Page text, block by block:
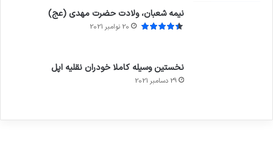
نیمه شعبان، ولادت حضرت مهدی (عج)
20 نوامبر 2021
نخستین وسیله کاملا خودران نقلیه اپل
29 دسامبر 2021